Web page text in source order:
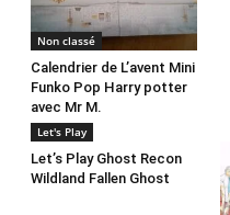
Non classé
Calendrier de L’avent Mini
Funko Pop Harry potter
avec Mr M.
Let's Play
Let’s Play Ghost Recon
Wildland Fallen Ghost